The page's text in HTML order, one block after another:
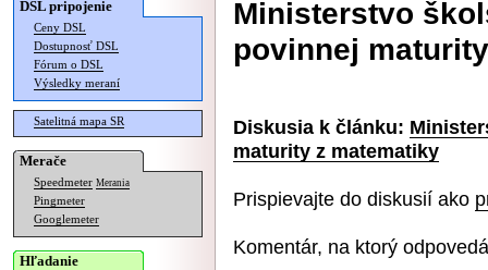
DSL pripojenie
Ceny DSL
Dostupnosť DSL
Fórum o DSL
Výsledky meraní
Satelitná mapa SR
Merače
Speedmeter Merania
Pingmeter
Googlemeter
Hľadanie
Ministerstvo
povinnej
Diskusia k článku:
maturity z matematiky
Prispievajte do diskusií ako
Komentár, na ktorý